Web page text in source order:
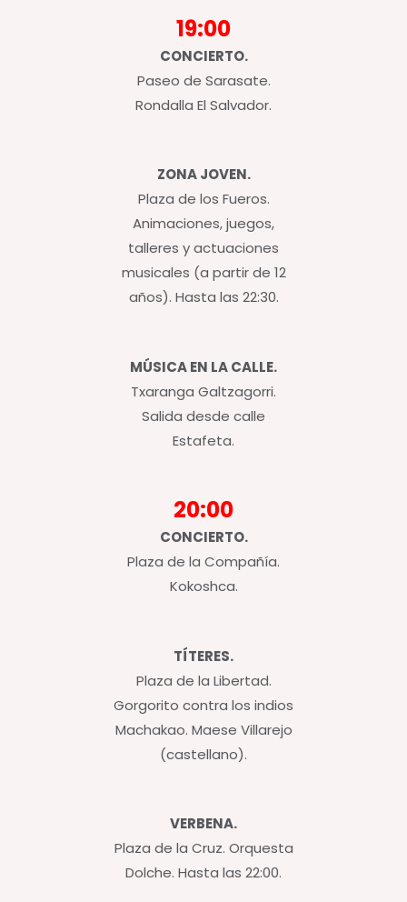
19:00
CONCIERTO.
Paseo de Sarasate.
Rondalla El Salvador.
ZONA JOVEN.
Plaza de los Fueros.
Animaciones, juegos,
talleres y actuaciones
musicales (a partir de 12
años). Hasta las 22:30.
MÚSICA EN LA CALLE.
Txaranga Galtzagorri.
Salida desde calle
Estafeta.
20:00
CONCIERTO.
Plaza de la Compañía.
Kokoshca.
TÍTERES.
Plaza de la Libertad.
Gorgorito contra los indios
Machakao. Maese Villarejo
(castellano).
VERBENA.
Plaza de la Cruz. Orquesta
Dolche. Hasta las 22:00.